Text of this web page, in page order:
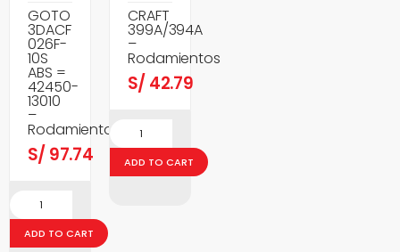
GOTO
3DACF
026F-
10S
ABS =
42450-
13010
–
Rodamientos
S/ 97.74
ADD TO CART
CRAFT
399A/394A
–
Rodamientos
S/ 42.79
ADD TO CART